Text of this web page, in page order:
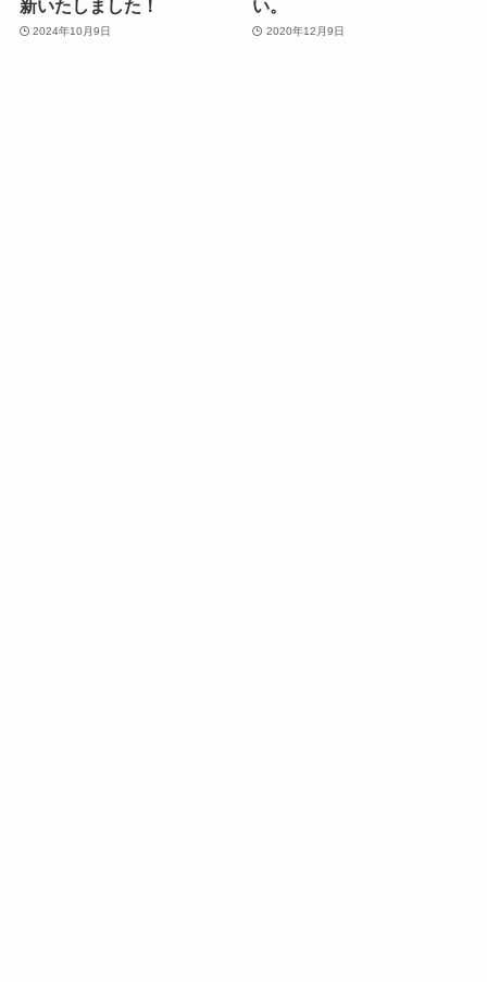
新いたしました！
2024年10月9日
い。
2020年12月9日